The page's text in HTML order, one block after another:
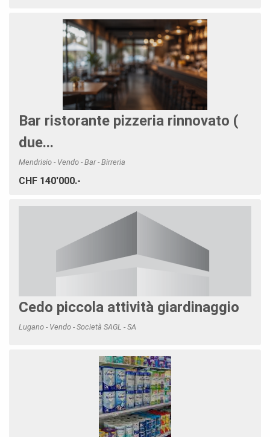
Bar ristorante pizzeria rinnovato (
due...
Mendrisio - Vendo - Bar - Birreria
CHF 140'000.-
Cedo piccola attività giardinaggio
Lugano - Vendo - Società SAGL - SA